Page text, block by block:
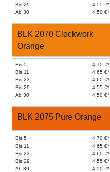
Bis 29
4,55 €*
Ab 30
4,50 €*
BLK 2070 Clockwork
Orange
Bis 5
4,70 €*
Bis 11
4,65 €*
Bis 23
4,60 €*
Bis 29
4,55 €*
Ab 30
4,50 €*
BLK 2075 Pure Orange
Bis 5
4,70 €*
Bis 11
4,65 €*
Bis 23
4,60 €*
Bis 29
4,55 €*
Ab 30
4,50 €*